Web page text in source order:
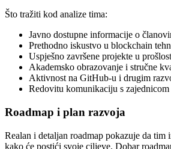
Što tražiti kod analize tima:
Javno dostupne informacije o
Prethodno iskustvo u blockchain
Uspješno završene projekte u
Akademsko obrazovanje i stručne
Aktivnost na GitHub-u i drugim
Redovitu komunikaciju s zajednicom
Roadmap i plan razvoja
Realan i detaljan roadmap pokazuje da tim
kako će postići svoje ciljeve. Dobar